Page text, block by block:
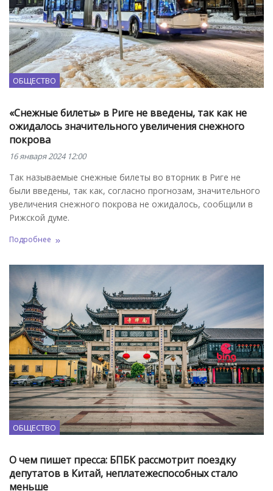
ОБЩЕСТВО
«Снежные билеты» в Риге не введены, так как не
ожидалось значительного увеличения снежного
покрова
16 января 2024 12:00
Так называемые снежные билеты во вторник в Риге не
были введены, так как, согласно прогнозам, значительного
увеличения снежного покрова не ожидалось, сообщили в
Рижской думе.
Подробнее
ОБЩЕСТВО
О чем пишет пресса: БПБК рассмотрит поездку
депутатов в Китай, неплатежеспособных стало
меньше